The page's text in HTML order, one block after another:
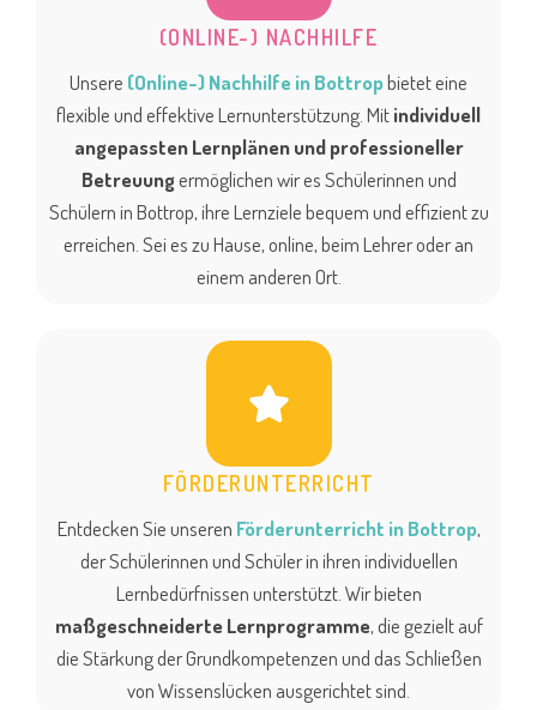
(ONLINE-) NACHHILFE
Unsere (Online-) Nachhilfe in Bottropbietet eine
flexible und effektive Lernunterstützung. Mitindividuell
angepassten Lernplänen und professioneller
Betreuungermöglichen wir es Schülerinnen und
Schülern in Bottrop, ihre Lernziele bequem und effizient zu
erreichen. Sei es zu Hause, online, beim Lehrer oder an
einem anderen Ort.
FÖRDERUNTERRICHT
Entdecken Sie unseren Förderunterricht in Bottrop,
der Schülerinnen und Schüler in ihren individuellen
Lernbedürfnissen unterstützt. Wir bieten
maßgeschneiderte Lernprogramme, die gezielt auf
die Stärkung der Grundkompetenzen und das Schließen
von Wissenslücken ausgerichtet sind.